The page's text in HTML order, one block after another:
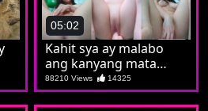
05:02
Kahit sya ay malabo
ang kanyang mata
malinaw naman sayo
na sya ay isang puta
88210 Views 14325